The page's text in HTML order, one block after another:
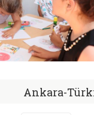
Ankara-